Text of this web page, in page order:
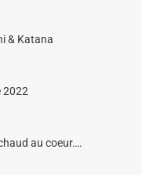
& Katana
2022
au coeur….